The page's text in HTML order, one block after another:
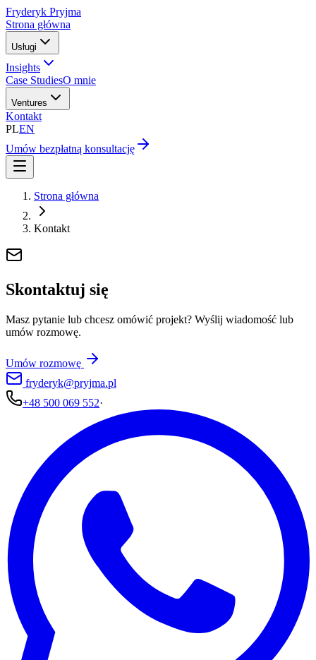
Fryderyk Pryjma
Strona główna
Usługi
Insights
Case StudiesO mnie
Ventures
Kontakt
PLEN
Umów bezpłatną konsultację
Strona główna
Kontakt
Skontaktuj się
Masz pytanie lub chcesz omówić projekt? Wyślij wiadomość lub
umów rozmowę.
Umów rozmowę
fryderyk@pryjma.pl
+48 500 069 552·